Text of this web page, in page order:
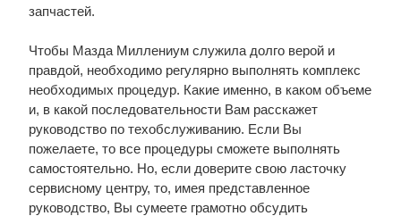
запчастей.
Чтобы Мазда Миллениум служила долго верой и
правдой, необходимо регулярно выполнять комплекс
необходимых процедур. Какие именно, в каком объеме
и, в какой последовательности Вам расскажет
руководство по техобслуживанию. Если Вы
пожелаете, то все процедуры сможете выполнять
самостоятельно. Но, если доверите свою ласточку
сервисному центру, то, имея представленное
руководство, Вы сумеете грамотно обсудить